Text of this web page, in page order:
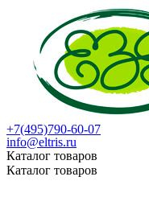
+7(495)790-60-07
info@eltris.ru
Каталог товаров
Каталог товаров